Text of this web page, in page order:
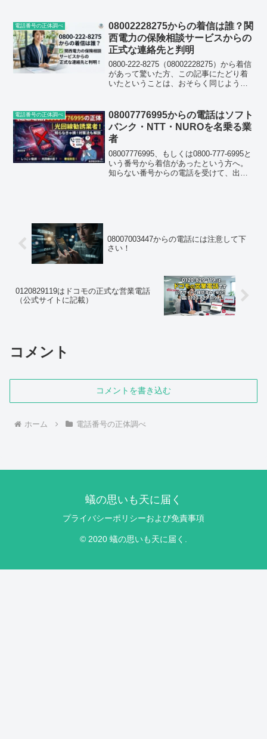
の定番になっているが、案...
電話番号の正体調べ
08002228275からの着信は誰？関
西電力の保険相談サービスからの
正式な連絡先と判明
0800-222-8275（08002228275）から着信
があって驚いた方、この記事にたどり着
いたということは、おそらく同じように
ら先にお伝えすると、この番号は関...
電話番号の正体調べ
08007776995からの電話はソフト
バンク・NTT・NUROを名乗る業
者
08007776995、もしくは0800-777-6995と
いう番号から着信があったという方へ。
知らない番号からの電話を受けて、出る
08007003447からの電話には注意して下
さい！
0120829119はドコモの正式な営業電話
（公式サイトに記載）
コメント
コメントを書き込む
ホーム 電話番号の正体調べ
蟻の思いも天に届く
プライバシーポリシーおよび免責事項
© 2020 蟻の思いも天に届く.